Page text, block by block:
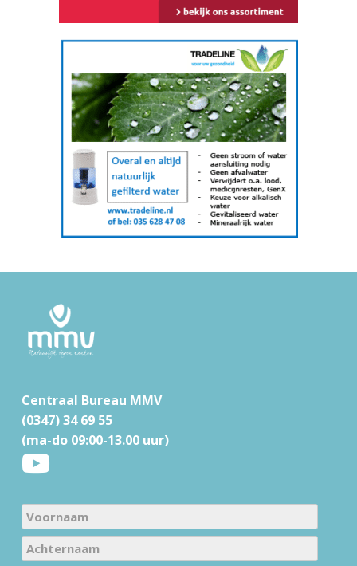
Centraal Bureau MMV
(0347) 34 69 55
(ma-do 09:00-13.00 uur)
N
a
m
V
o